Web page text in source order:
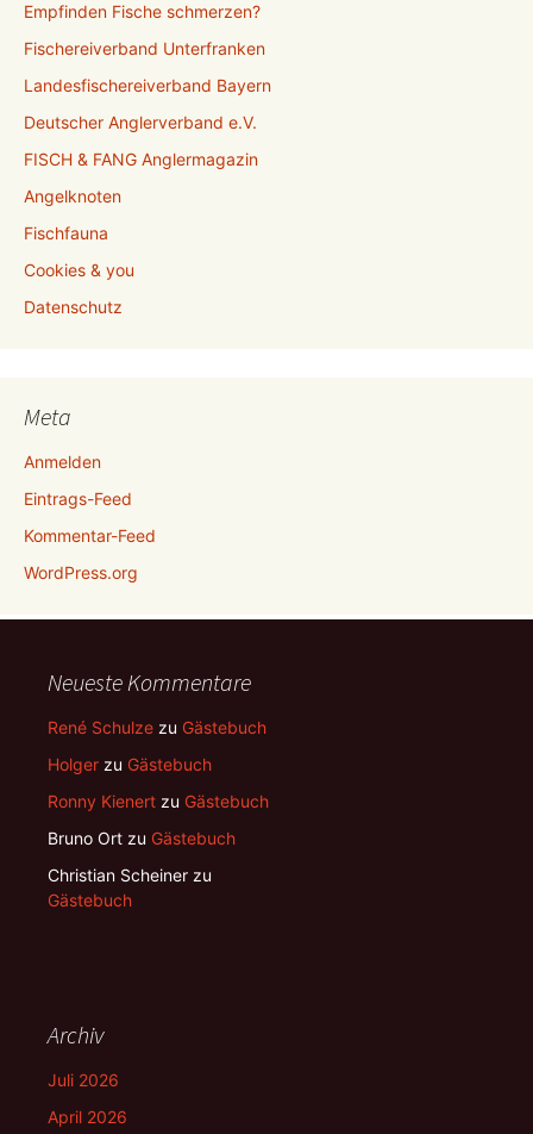
Empfinden Fische schmerzen?
Fischereiverband Unterfranken
Landesfischereiverband Bayern
Deutscher Anglerverband e.V.
FISCH & FANG Anglermagazin
Angelknoten
Fischfauna
Cookies & you
Datenschutz
Meta
Anmelden
Eintrags-Feed
Kommentar-Feed
WordPress.org
Neueste Kommentare
René Schulze zu Gästebuch
Holger zu Gästebuch
Ronny Kienert zu Gästebuch
Bruno Ort zu Gästebuch
Christian Scheiner zu
Gästebuch
Archiv
Juli 2026
April 2026